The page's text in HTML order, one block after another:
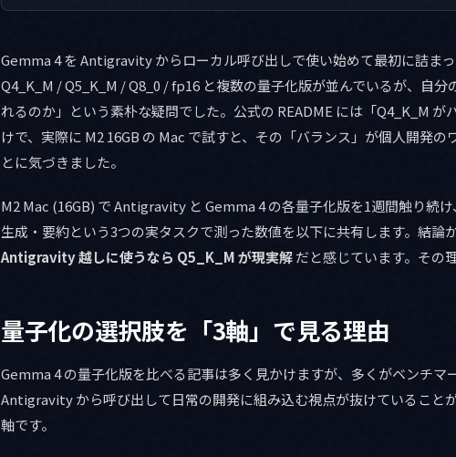
Gemma 4 を Antigravity からローカル呼び出しで使い始めて最初に詰ま
Q4_K_M / Q5_K_M / Q8_0 / fp16 と複数の量子化版が並んでいるが、自
れるのか」という素朴な疑問でした。公式の README には「Q4_K_M
けで、実際に M2 16GB の Mac で試すと、その「バランス」が個人開発
とに気づきました。
M2 Mac (16GB) で Antigravity と Gemma 4 の各量子化版を1週間触り続
生成・要約という3つの実タスクで測った数値を以下に共有します。結論か
Antigravity 越しに使うなら Q5_K_M が現実解だと感じています。その
量子化の選択肢を「3軸」で見る理由
Gemma 4 の量子化版を比べる記事は多く見かけますが、多くがベンチマ
Antigravity から呼び出して日常の開発に組み込む視点が抜けていること
軸です。